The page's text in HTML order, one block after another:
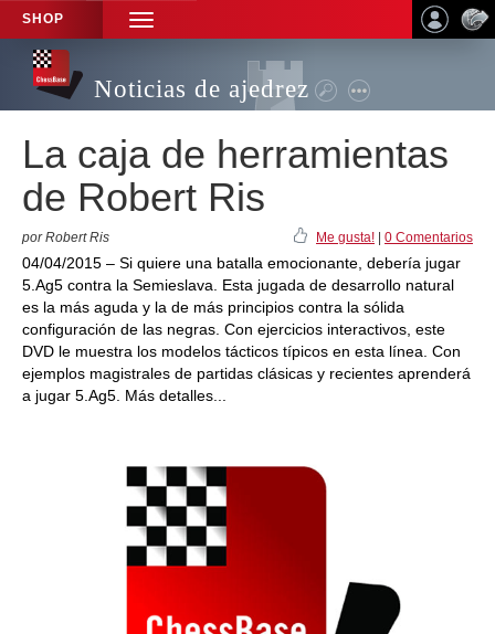
SHOP
TOGGLE
NAVIGATION
Noticias de ajedrez
La caja de herramientas
de Robert Ris
por Robert Ris Me gusta! 0 Comentarios
04/04/2015 – Si quiere una batalla emocionante, debería jugar
5.Ag5 contra la Semieslava. Esta jugada de desarrollo natural
es la más aguda y la de más principios contra la sólida
configuración de las negras. Con ejercicios interactivos, este
DVD le muestra los modelos tácticos típicos en esta línea. Con
ejemplos magistrales de partidas clásicas y recientes aprenderá
a jugar 5.Ag5. Más detalles...